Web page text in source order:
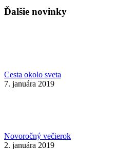
Ďalšie novinky
Cesta okolo sveta
7. januára 2019
Novoročný večierok
2. januára 2019